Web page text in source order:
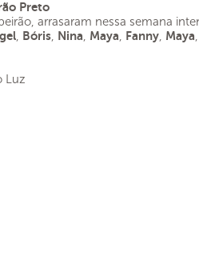
Preto
arrasaram nessa semana
, Bóris, Nina, Maya, Fanny, Maya
Luz